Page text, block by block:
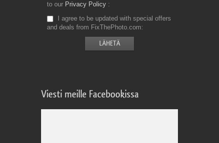
to our Privacy Policy
I agree to be updated with special offers
and deals from FixThePhoto.com
Viesti meille Facebookissa